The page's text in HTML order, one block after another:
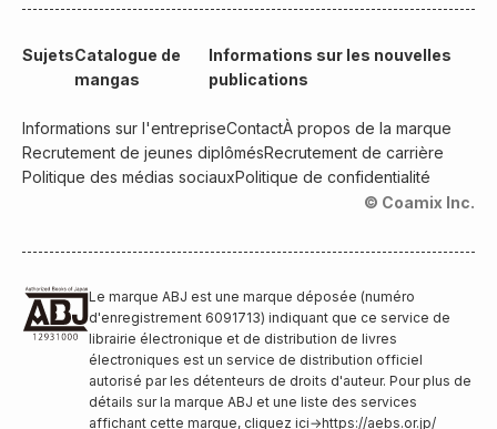
SujetsCatalogue de
mangas
Informations sur les nouvelles
publications
Informations sur l'entrepriseContactÀ propos de la marque
Recrutement de jeunes diplômésRecrutement de carrière
Politique des médias sociauxPolitique de confidentialité
© Coamix Inc.
Le marque ABJ est une marque déposée (numéro
d'enregistrement 6091713) indiquant que ce service de
librairie électronique et de distribution de livres
électroniques est un service de distribution officiel
autorisé par les détenteurs de droits d'auteur. Pour plus de
détails sur la marque ABJ et une liste des services
affichant cette marque, cliquez ici→https://aebs.or.jp/